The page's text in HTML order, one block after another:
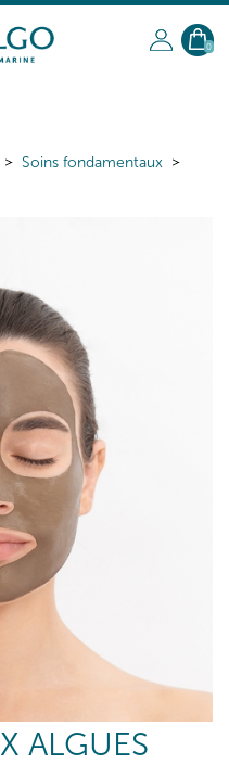
FR
0
Soins fondamentaux
ALGUES